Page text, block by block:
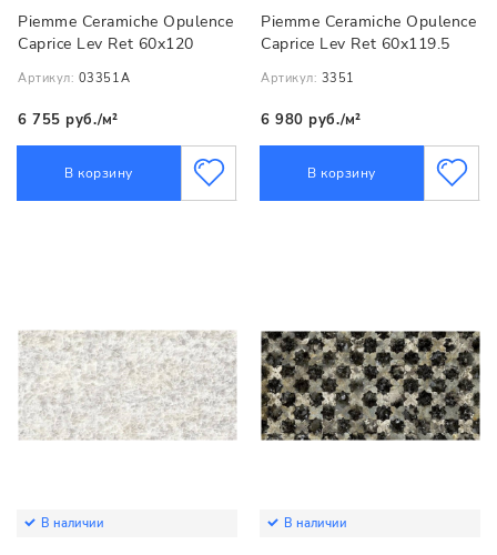
Piemme Ceramiche Opulence
Caprice Lev Ret 60x120
Артикул: 03351А
6 755 руб./м²
В корзину
Piemme Ceramiche Opulence
Caprice Lev Ret 60x119.5
Артикул: 3351
6 980 руб./м²
В корзину
В наличии В наличии